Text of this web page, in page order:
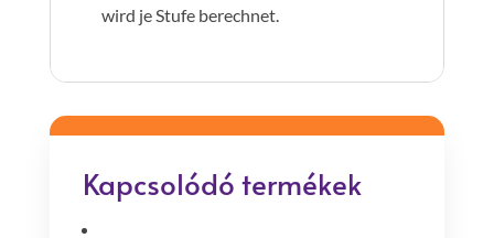
wird je Stufe berechnet.
Kapcsolódó termékek